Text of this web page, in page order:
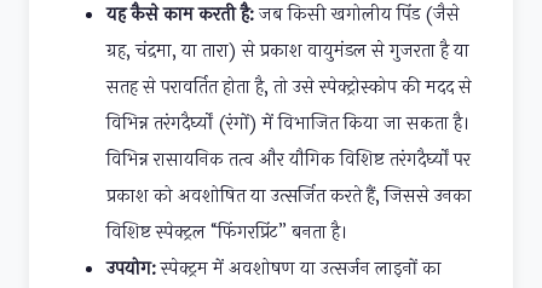
यह कैसे काम करती है:जब किसी खगोलीय पिंड (जैसे
ग्रह, चंद्रमा, या तारा) से प्रकाश वायुमंडल से गुजरता है या
सतह से परावर्तित होता है, तो उसे स्पेक्ट्रोस्कोप की मदद से
विभिन्न तरंगदैर्घ्यों (रंगों) में विभाजित किया जा सकता है।
विभिन्न रासायनिक तत्व और यौगिक विशिष्ट तरंगदैर्घ्यों पर
प्रकाश को अवशोषित या उत्सर्जित करते हैं, जिससे उनका
विशिष्ट स्पेक्ट्रल “फिंगरप्रिंट” बनता है।
उपयोग:स्पेक्ट्रम में अवशोषण या उत्सर्जन लाइनों का